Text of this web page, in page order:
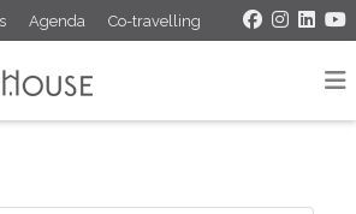
Agenda Co-travelling